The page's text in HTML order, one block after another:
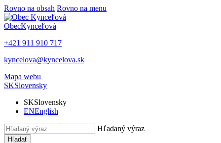
Rovno na obsah Rovno na menu
ObecKynceľová
+421 911 910 717
kyncelova@kyncelova.sk
Mapa webu
SKSlovensky
SKSlovensky
ENEnglish
Hľadaný výraz
Hľadať